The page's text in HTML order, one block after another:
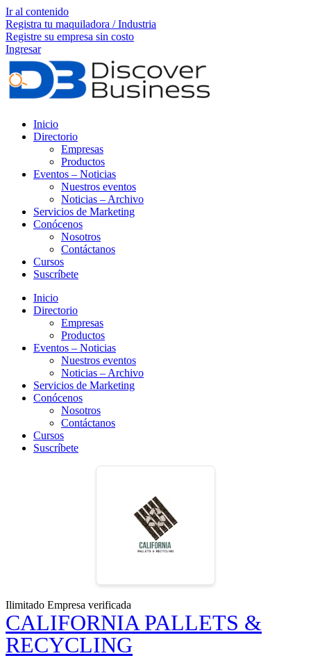
Ir al contenido
Registra tu maquiladora / Industria
Registre su empresa sin costo
Ingresar
Inicio
Directorio
Empresas
Productos
Eventos – Noticias
Nuestros eventos
Noticias – Archivo
Servicios de Marketing
Conócenos
Nosotros
Contáctanos
Cursos
Suscríbete
Inicio
Directorio
Empresas
Productos
Eventos – Noticias
Nuestros eventos
Noticias – Archivo
Servicios de Marketing
Conócenos
Nosotros
Contáctanos
Cursos
Suscríbete
Ilimitado Empresa verificada
CALIFORNIA PALLETS &
RECYCLING